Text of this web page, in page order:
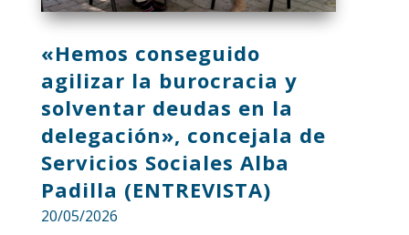
«Hemos conseguido
agilizar la burocracia y
solventar deudas en la
delegación», concejala de
Servicios Sociales Alba
Padilla (ENTREVISTA)
20/05/2026